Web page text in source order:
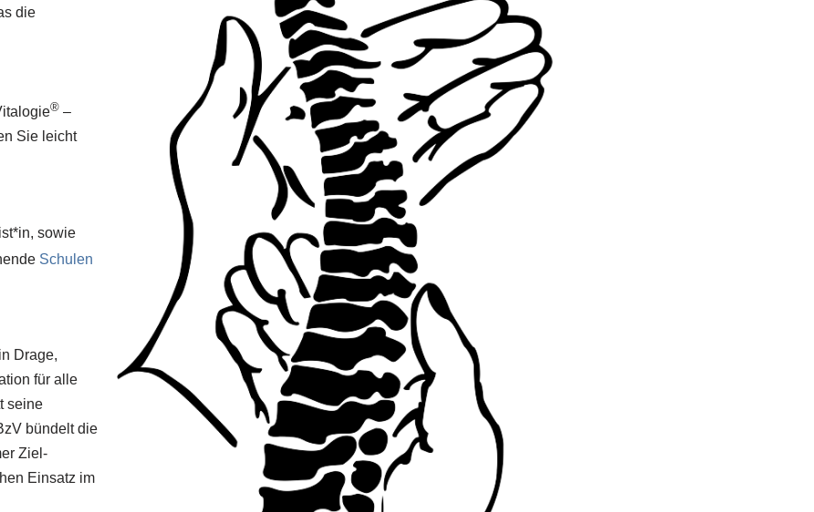
die
® –
Sie leicht
sowie
Schulen
Drage,
für alle
seine
bündelt die
Ziel-
Einsatz im